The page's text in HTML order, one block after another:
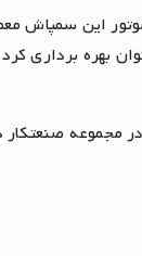
موتوژن دارای پمپ 45
لیتری و 200 بنا به
صنعتکار